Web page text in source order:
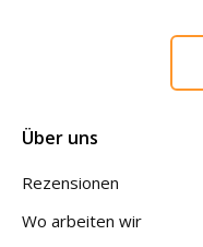
Über uns
Rezensionen
Wo arbeiten wir